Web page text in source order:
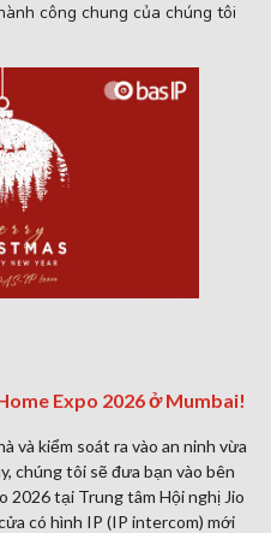
công chung của chúng tôi
Expo 2026 ở Mumbai!
và kiểm soát ra vào an ninh vừa
chúng tôi sẽ đưa bạn vào bên
2026 tại Trung tâm Hội nghị Jio
có hình IP (IP intercom) mới